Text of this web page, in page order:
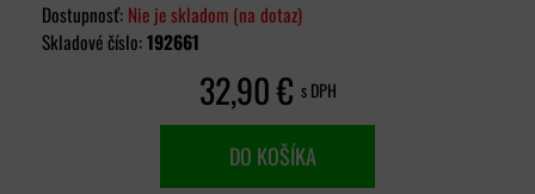
Dostupnosť: Nie je skladom (na dotaz)
Skladové číslo:192661
32,90 € s DPH
DO KOŠÍKA